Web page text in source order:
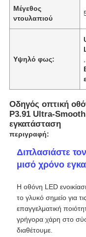
Αρχική
Μέγεθος
ντουλαπιού
Υψηλό φως:
Οδηγός οπτική
P3.91 Ultra-
εγκατάσταση
περιγραφή:
Διπλασιάστε
μισό χρόνο
Η οθόνη LED
το γλυκό σημείο για
επαγγελματική
γρήγορα χάρη στο
διαθέτουμε.